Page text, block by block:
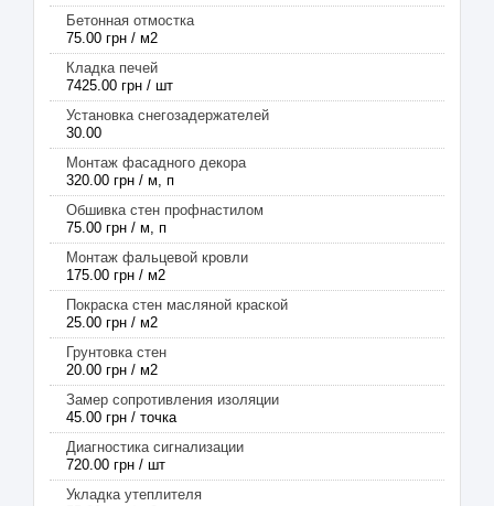
Бетонная отмостка
75.00 грн / м2
Кладка печей
7425.00 грн / шт
Установка снегозадержателей
30.00
Монтаж фасадного декора
320.00 грн / м, п
Обшивка стен профнастилом
75.00 грн / м, п
Монтаж фальцевой кровли
175.00 грн / м2
Покраска стен масляной краской
25.00 грн / м2
Грунтовка стен
20.00 грн / м2
Замер сопротивления изоляции
45.00 грн / точка
Диагностика сигнализации
720.00 грн / шт
Укладка утеплителя